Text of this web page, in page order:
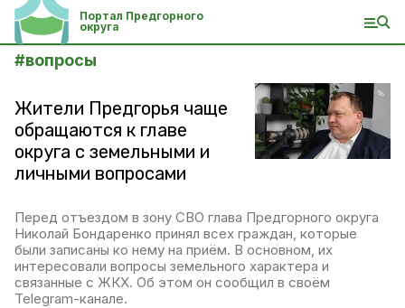
Портал Предгорного
округа
#вопросы
Жители Предгорья чаще
обращаются к главе
округа с земельными и
личными вопросами
Перед отъездом в зону СВО глава Предгорного округа
Николай Бондаренко принял всех граждан, которые
были записаны ко нему на приём. В основном, их
интересовали вопросы земельного характера и
связанные с ЖКХ. Об этом он сообщил в своём
Telegram-канале.